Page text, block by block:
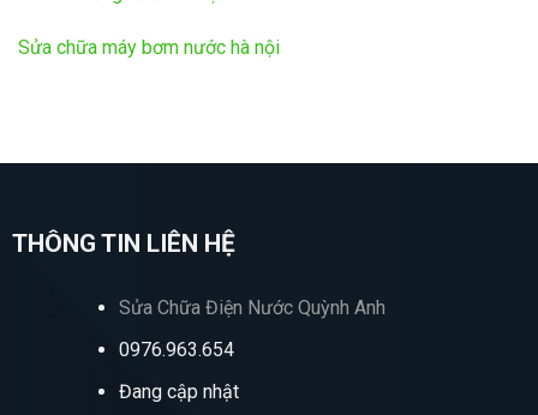
Sửa chữa máy bơm nước hà nội
THÔNG TIN LIÊN HỆ
Sửa Chữa Điện Nước Quỳnh Anh
0976.963.654
Đang cập nhật